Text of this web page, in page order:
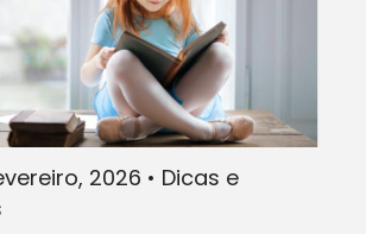
2026 • Dicas e